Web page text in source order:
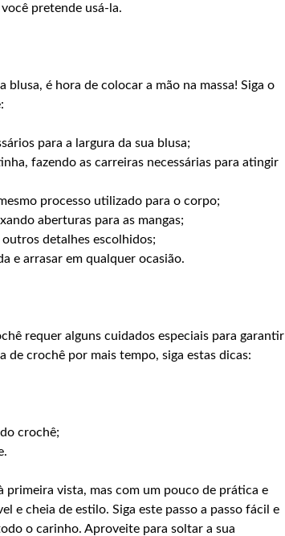
pretende usá-la.
é hora de colocar a mão na massa! Siga o
para a largura da sua blusa;
fazendo as carreiras necessárias para atingir
processo utilizado para o corpo;
aberturas para as mangas;
detalhes escolhidos;
e arrasar em qualquer ocasião.
requer alguns cuidados especiais para garantir
de crochê por mais tempo, siga estas dicas:
crochê;
primeira vista, mas com um pouco de prática e
e cheia de estilo. Siga este passo a passo fácil e
o carinho. Aproveite para soltar a sua